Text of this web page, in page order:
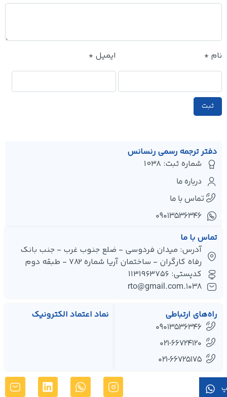
نام* ایمیل*
دفتر ترجمه رسمی رنسانس
شماره ثبت: 1038
درباره ما
تماس با ما
۰۹۰۱۳۵۳۶۳۴۶
تماس با ما
آدرس: میدان فردوسی - ضلع جنوب غرب - جنب بانک
رفاه کارگران - ساختمان آریا شماره 782 - طبقه دوم
کدپستی: 1131963756
1038.rto@gmail.com
راه‌های ارتباطی
09013536346
021-66724120
021-66725175
نماد اعتماد الکترونیک